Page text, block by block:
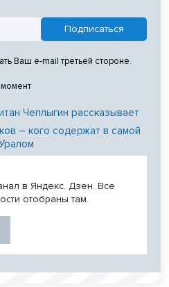
Ваш e-mail третьей стороне.
Чеплыгин рассказывает
– кого содержат в самой
в Яндекс. Дзен. Все
отобраны там.